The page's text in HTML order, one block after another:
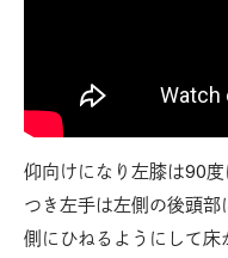
仰向けになり左膝は90
つき左手は左側の後頭
側にひねるようにして